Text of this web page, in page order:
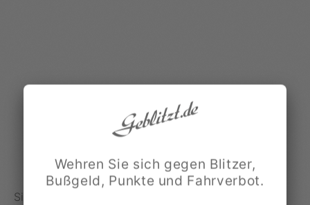
Informationen zur Messstelle
Sie haben einen Anhörungsbogen oder
Wehren Sie sich gegen Blitzer,
Bußgeld, Punkte und Fahrverbot.